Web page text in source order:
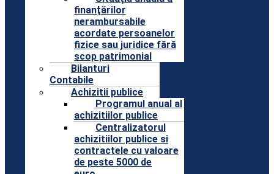
finanţărilor
nerambursabile
acordate persoanelor
fizice sau juridice fără
scop patrimonial
Bilanturi
Contabile
Achizitii publice
Programul anual al
achizitiilor publice
Centralizatorul
achizitiilor publice si
contractele cu valoare
de peste 5000 de